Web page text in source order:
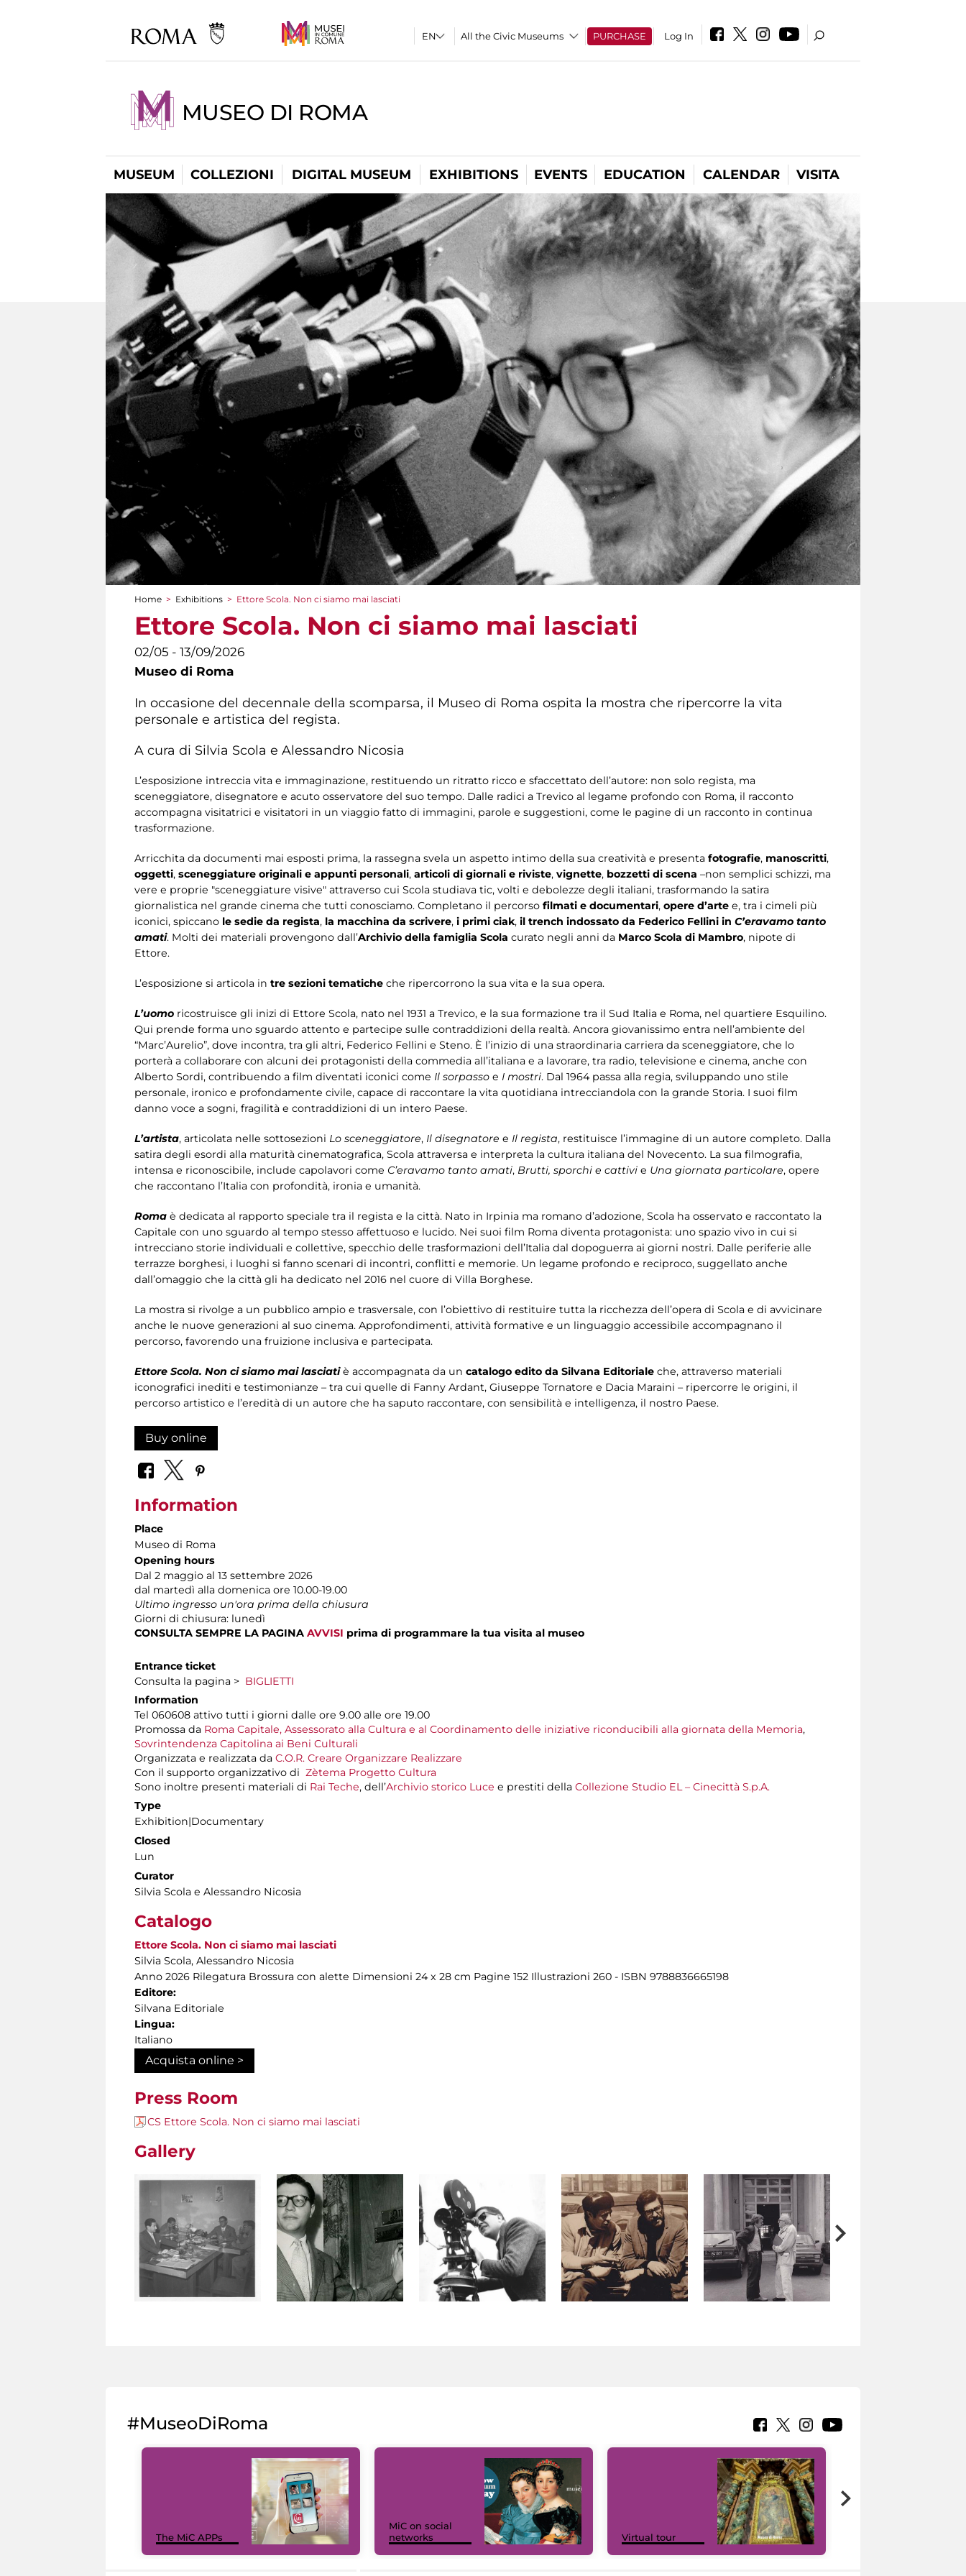
All the Civic Museums PURCHASE Log In
MUSEO DI ROMA
MUSEUM COLLEZIONI DIGITAL MUSEUM EXHIBITIONS EVENTS EDUCATION CALENDAR VISITA
You are here
Home > Exhibitions > Ettore Scola. Non ci siamo mai lasciati
Ettore Scola. Non ci siamo mai lasciati
02/05 - 13/09/2026
Museo di Roma
In occasione del decennale della scomparsa, il Museo di Roma ospita la mostra che ripercorre la vita
personale e artistica del regista.
A cura di Silvia Scola e Alessandro Nicosia
L’esposizione intreccia vita e immaginazione, restituendo un ritratto ricco e sfaccettato dell’autore: non solo regista, ma
sceneggiatore, disegnatore e acuto osservatore del suo tempo. Dalle radici a Trevico al legame profondo con Roma, il racconto
accompagna visitatrici e visitatori in un viaggio fatto di immagini, parole e suggestioni, come le pagine di un racconto in continua
trasformazione.
Arricchita da documenti mai esposti prima, la rassegna svela un aspetto intimo della sua creatività e presenta fotografie, manoscritti,
oggetti, sceneggiature originali e appunti personali, articoli di giornali e riviste, vignette, bozzetti di scena –non semplici schizzi, ma
vere e proprie "sceneggiature visive" attraverso cui Scola studiava tic, volti e debolezze degli italiani, trasformando la satira
giornalistica nel grande cinema che tutti conosciamo. Completano il percorso filmati e documentari, opere d’arte e, tra i cimeli più
iconici, spiccano le sedie da regista, la macchina da scrivere, i primi ciak, il trench indossato da Federico Fellini in C’eravamo tanto
amati. Molti dei materiali provengono dall’Archivio della famiglia Scola curato negli anni da Marco Scola di Mambro, nipote di
Ettore.
L’esposizione si articola in tre sezioni tematiche che ripercorrono la sua vita e la sua opera.
L’uomo ricostruisce gli inizi di Ettore Scola, nato nel 1931 a Trevico, e la sua formazione tra il Sud Italia e Roma, nel quartiere Esquilino.
Qui prende forma uno sguardo attento e partecipe sulle contraddizioni della realtà. Ancora giovanissimo entra nell’ambiente del
“Marc’Aurelio”, dove incontra, tra gli altri, Federico Fellini e Steno. È l’inizio di una straordinaria carriera da sceneggiatore, che lo
porterà a collaborare con alcuni dei protagonisti della commedia all’italiana e a lavorare, tra radio, televisione e cinema, anche con
Alberto Sordi, contribuendo a film diventati iconici come Il sorpasso e I mostri. Dal 1964 passa alla regia, sviluppando uno stile
personale, ironico e profondamente civile, capace di raccontare la vita quotidiana intrecciandola con la grande Storia. I suoi film
danno voce a sogni, fragilità e contraddizioni di un intero Paese.
L’artista, articolata nelle sottosezioni Lo sceneggiatore, Il disegnatore e Il regista, restituisce l’immagine di un autore completo. Dalla
satira degli esordi alla maturità cinematografica, Scola attraversa e interpreta la cultura italiana del Novecento. La sua filmografia,
intensa e riconoscibile, include capolavori come C’eravamo tanto amati, Brutti, sporchi e cattivi e Una giornata particolare, opere
che raccontano l’Italia con profondità, ironia e umanità.
Roma è dedicata al rapporto speciale tra il regista e la città. Nato in Irpinia ma romano d’adozione, Scola ha osservato e raccontato la
Capitale con uno sguardo al tempo stesso affettuoso e lucido. Nei suoi film Roma diventa protagonista: uno spazio vivo in cui si
intrecciano storie individuali e collettive, specchio delle trasformazioni dell’Italia dal dopoguerra ai giorni nostri. Dalle periferie alle
terrazze borghesi, i luoghi si fanno scenari di incontri, conflitti e memorie. Un legame profondo e reciproco, suggellato anche
dall’omaggio che la città gli ha dedicato nel 2016 nel cuore di Villa Borghese.
La mostra si rivolge a un pubblico ampio e trasversale, con l’obiettivo di restituire tutta la ricchezza dell’opera di Scola e di avvicinare
anche le nuove generazioni al suo cinema. Approfondimenti, attività formative e un linguaggio accessibile accompagnano il
percorso, favorendo una fruizione inclusiva e partecipata.
Ettore Scola. Non ci siamo mai lasciatiè accompagnata da un catalogo edito da Silvana Editoriale che, attraverso materiali
iconografici inediti e testimonianze – tra cui quelle di Fanny Ardant, Giuseppe Tornatore e Dacia Maraini – ripercorre le origini, il
percorso artistico e l’eredità di un autore che ha saputo raccontare, con sensibilità e intelligenza, il nostro Paese.
Buy online
Information
Place
Museo di Roma
Opening hours
Dal 2 maggio al 13 settembre 2026
dal martedì alla domenica ore 10.00-19.00
Ultimo ingresso un'ora prima della chiusura
Giorni di chiusura: lunedì
CONSULTA SEMPRE LA PAGINA AVVISI prima di programmare la tua visita al museo
Entrance ticket
Consulta la pagina > BIGLIETTI
Information
Tel 060608 attivo tutti i giorni dalle ore 9.00 alle ore 19.00
Promossa da Roma Capitale, Assessorato alla Cultura e al Coordinamento delle iniziative riconducibili alla giornata della Memoria,
Sovrintendenza Capitolina ai Beni Culturali
Organizzata e realizzata da C.O.R. Creare Organizzare Realizzare
Con il supporto organizzativo di Zètema Progetto Cultura
Sono inoltre presenti materiali di Rai Teche, dell’Archivio storico Luce e prestiti della Collezione Studio EL – Cinecittà S.p.A.
Type
Exhibition|Documentary
Closed
Lun
Curator
Silvia Scola e Alessandro Nicosia
Catalogo
Ettore Scola. Non ci siamo mai lasciati
Silvia Scola, Alessandro Nicosia
Anno 2026 Rilegatura Brossura con alette Dimensioni 24 x 28 cm Pagine 152 Illustrazioni 260 - ISBN 9788836665198
Editore:
Silvana Editoriale
Lingua:
Italiano
Acquista online >
Press Room
CS Ettore Scola. Non ci siamo mai lasciati
Gallery
#MuseoDiRoma
The MiC APPs
MiC on social
networks
Virtual tour